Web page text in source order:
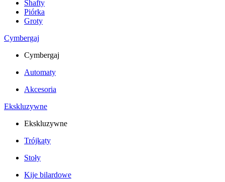
Shafty
Piórka
Groty
Cymbergaj
Cymbergaj
Automaty
Akcesoria
Ekskluzywne
Ekskluzywne
Trójkąty
Stoły
Kije bilardowe